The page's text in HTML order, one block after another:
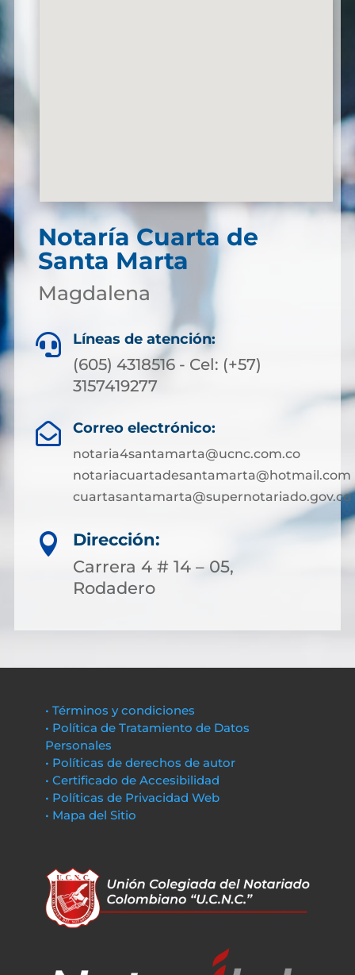
Notaría Cuarta de
Santa Marta
Magdalena
 Líneas de atención:
(605) 4318516 - Cel: (+57)
3157419277
 Correo electrónico:
notaria4santamarta@ucnc.com.co
notariacuartadesantamarta@hotmail.com
cuartasantamarta@supernotariado.gov.co

Dirección:
Carrera 4 # 14 – 05,
Rodadero
• Términos y condiciones
• Política de Tratamiento de Datos
Personales
• Políticas de derechos de autor
• Certificado de Accesibilidad
• Políticas de Privacidad Web
• Mapa del Sitio